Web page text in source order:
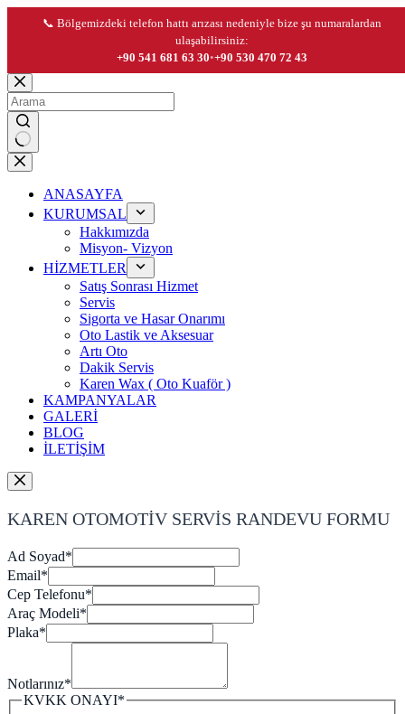
📞 Bölgemizdeki telefon hattı arızası nedeniyle bize şu numaralardan
ulaşabilirsiniz:
+90 541 681 63 30•+90 530 470 72 43
Skip
to
content
No
results
ANASAYFA
KURUMSAL
Hakkımızda
Misyon- Vizyon
HİZMETLER
Satış Sonrası Hizmet
Servis
Sigorta ve Hasar Onarımı
Oto Lastik ve Aksesuar
Artı Oto
Dakik Servis
Karen Wax ( Oto Kuaför )
KAMPANYALAR
GALERİ
BLOG
İLETİŞİM
KAREN OTOMOTİV SERVİS RANDEVU FORMU
Ad Soyad*
Email*
Cep Telefonu*
Araç Modeli*
Plaka*
Notlarınız*
KVKK ONAYI*